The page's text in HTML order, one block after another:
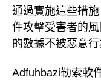
通過實施這些措
件攻擊受害者的
的數據不被惡意
Adfuhbazi勒索軟